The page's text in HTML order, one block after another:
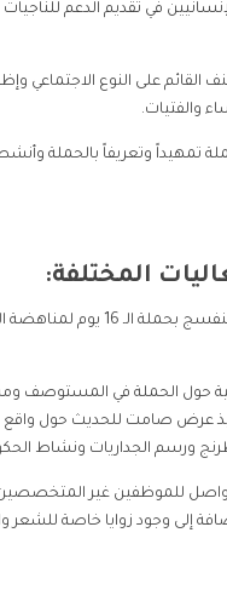
في تقديم الدعم للناجيات
القائم على النوع
والفتيات.
وتعريفاً بالحملة
شارك فريق الشابات في
حول الحملة في المستوصف
عرض صامت للحديث حول واقع
ورسم الجداريات ونشاط
للموظفين غير
إلى وجود زوايا خاصة